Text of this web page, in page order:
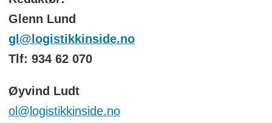
Glenn Lund
gl@logistikkinside.no
Tlf: 934 62 070
Øyvind Ludt
ol@logistikkinside.no